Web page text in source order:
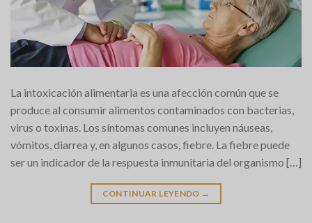
La intoxicación alimentaria es una afección común que se
produce al consumir alimentos contaminados con bacterias,
virus o toxinas. Los síntomas comunes incluyen náuseas,
vómitos, diarrea y, en algunos casos, fiebre. La fiebre puede
ser un indicador de la respuesta inmunitaria del organismo […]
CONTINUAR LEYENDO →